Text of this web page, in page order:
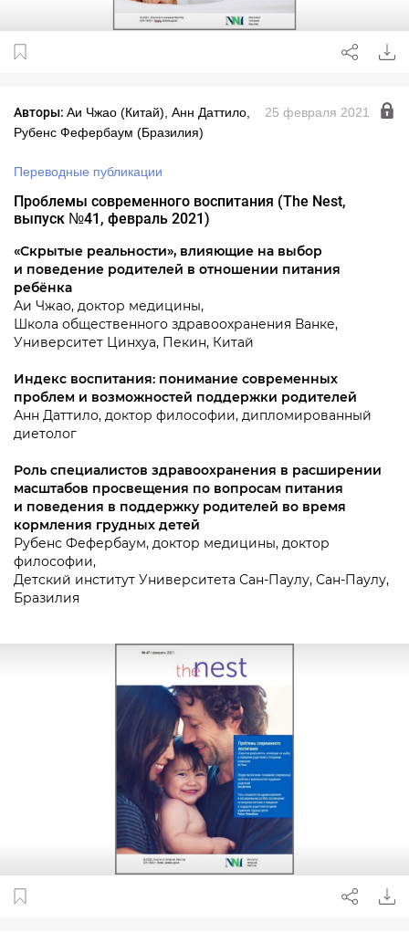
Авторы: Аи Чжао (Китай), Анн Даттило,
Рубенс Фефербаум (Бразилия)
Переводные публикации
25 февраля 2021
Проблемы современного воспитания (The Nest,
выпуск №41, февраль 2021)
«Скрытые реальности», влияющие на выбор
и поведение родителей в отношении питания
ребёнка
Аи Чжао, доктор медицины,
Школа общественного здравоохранения Ванке,
Университет Цинхуа, Пекин, Китай
Индекс воспитания: понимание современных
проблем и возможностей поддержки родителей
Анн Даттило, доктор философии, дипломированный
диетолог
Роль специалистов здравоохранения в расширении
масштабов просвещения по вопросам питания
и поведения в поддержку родителей во время
кормления грудных детей
Рубенс Фефербаум, доктор медицины, доктор
философии,
Детский институт Университета Сан-Паулу, Сан-Паулу,
Бразилия